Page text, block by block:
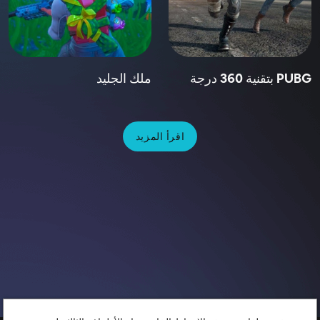
PUBG بتقنية 360 درجة ملك الجليد
اقرأ المزيد